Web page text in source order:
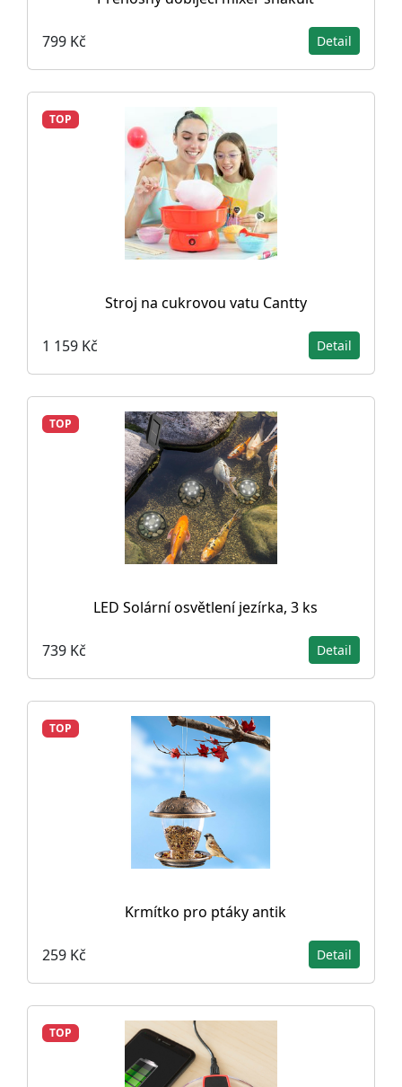
799 Kč Detail
TOP
Stroj na cukrovou vatu Cantty
1 159 Kč Detail
TOP
LED Solární osvětlení jezírka, 3 ks
739 Kč Detail
TOP
Krmítko pro ptáky antik
259 Kč Detail
TOP